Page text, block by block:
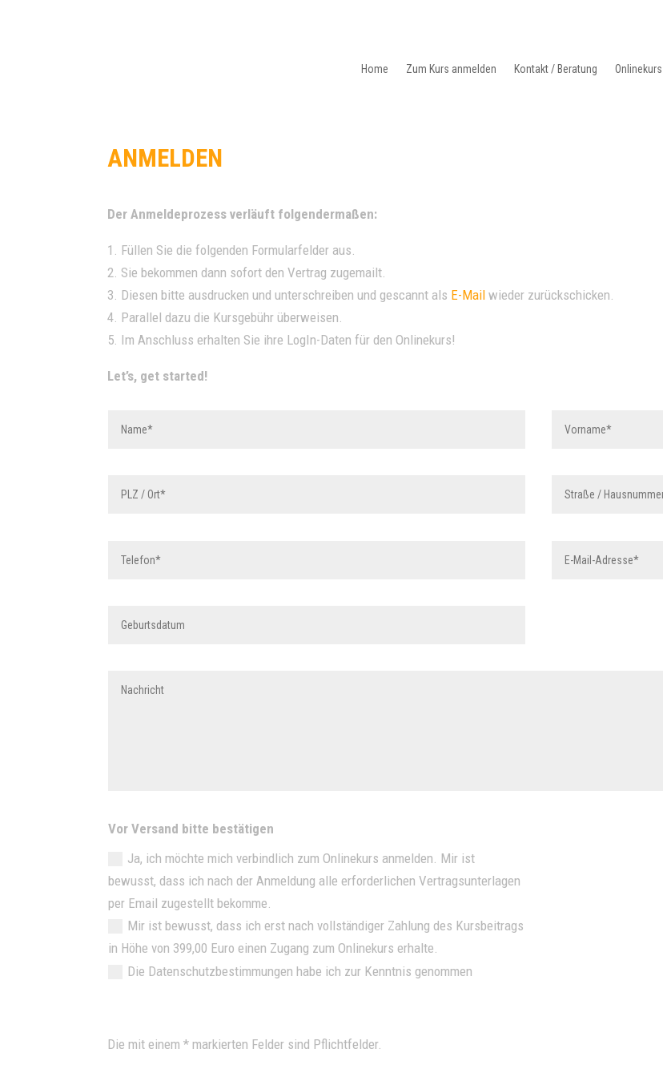
Home Zum Kurs anmelden Kontakt / Beratung
ANMELDEN
Der Anmeldeprozess verläuft folgendermaßen:
1. Füllen Sie die folgenden Formularfelder aus.
2. Sie bekommen dann sofort den Vertrag zugemailt.
3. Diesen bitte ausdrucken und unterschreiben und gescannt als E-Mail wieder zurückschicken.
4. Parallel dazu die Kursgebühr überweisen.
5. Im Anschluss erhalten Sie ihre LogIn-Daten für den Onlinekurs!
Let’s, get started!
Vor Versand bitte bestätigen
Ja, ich möchte mich verbindlich zum Onlinekurs anmelden. Mir ist
bewusst, dass ich nach der Anmeldung alle erforderlichen Vertragsunterlagen
per Email zugestellt bekomme.
Mir ist bewusst, dass ich erst nach vollständiger Zahlung des Kursbeitrags
in Höhe von 399,00 Euro einen Zugang zum Onlinekurs erhalte.
Die Datenschutzbestimmungen habe ich zur Kenntnis genommen
Die mit einem * markierten Felder sind Pflichtfelder.